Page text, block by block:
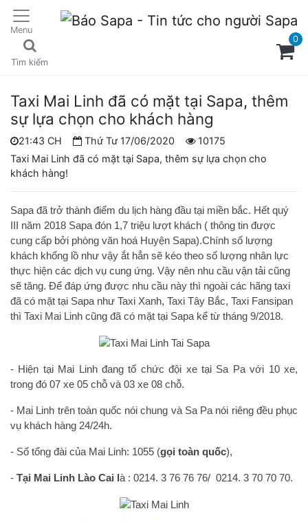
Menu
Tìm kiếm
0
Taxi Mai Linh đã có mặt tại Sapa, thêm
sự lựa chọn cho khách hàng
21:43 CH Thứ Tư 17/06/2020
10175
Taxi Mai Linh đã có mặt tại Sapa, thêm sự lựa chọn cho
khách hàng!
Sapa đã trở thành điểm du lịch hàng đầu tại miền bắc. Hết quý
III năm 2018 Sapa đón 1,7 triệu lượt khách ( thông tin được
cung cấp bởi phòng văn hoá Huyện Sapa).Chính số lượng
khách khổng lồ như vậy ắt hẳn sẽ kéo theo số lượng nhân lực
thực hiện các dịch vụ cung ứng. Vậy nên nhu cầu vận tải cũng
sẽ tăng. Để đáp ứng được nhu cầu này thì ngoài các hãng taxi
đã có mặt tại Sapa như Taxi Xanh, Taxi Tây Bắc, Taxi Fansipan
thì Taxi Mai Linh cũng đã có mặt tại Sapa kể từ tháng 9/2018.
- Hiện tại Mai Linh đang tổ chức đội xe tại Sa Pa với 10 xe,
trong đó 07 xe 05 chỗ và 03 xe 08 chỗ.
- Mai Linh trên toàn quốc nói chung và Sa Pa nói riêng đều phục
vụ khách hàng 24/24h.
- Số tổng đài của Mai Linh: 1055 (gọi toàn quốc),
- Tại Mai Linh Lào Cai là : 0214. 3 76 76 76/ 0214. 3 70 70 70.